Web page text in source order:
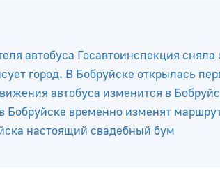
автобуса Госавтоинспекция
город. В Бобруйске открылась
автобуса изменится в
Бобруйске временно изменят
настоящий свадебный бум